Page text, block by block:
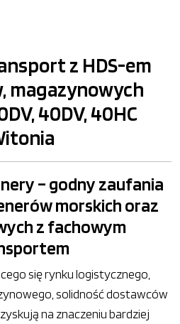
z HDS-em
magazynowych
40DV, 40HC
– godny zaufania
morskich oraz
z fachowym
się rynku logistycznego,
solidność dostawców
na znaczeniu bardziej